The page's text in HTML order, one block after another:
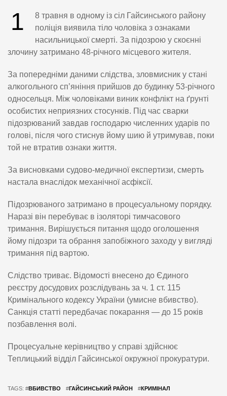
1
8 травня в одному із сіл Гайсинського району
поліція виявила тіло чоловіка з ознаками
насильницької смерті. За підозрою у скоєнні
злочину затримано 48-річного місцевого жителя.
За попередніми даними слідства, зловмисник у стані
алкогольного сп’яніння прийшов до будинку 53-річного
односельця. Між чоловіками виник конфлікт на ґрунті
особистих неприязних стосунків. Під час сварки
підозрюваний завдав господарю численних ударів по
голові, після чого стиснув йому шию й утримував, поки
той не втратив ознаки життя.
За висновками судово-медичної експертизи, смерть
настала внаслідок механічної асфіксії.
Підозрюваного затримано в процесуальному порядку.
Наразі він перебуває в ізоляторі тимчасового
тримання. Вирішується питання щодо оголошення
йому підозри та обрання запобіжного заходу у вигляді
тримання під вартою.
Слідство триває. Відомості внесено до Єдиного
реєстру досудових розслідувань за ч. 1 ст. 115
Кримінального кодексу України (умисне вбивство).
Санкція статті передбачає покарання — до 15 років
позбавлення волі.
Процесуальне керівництво у справі здійснює
Теплицький відділ Гайсинської окружної прокуратури.
TAGS: #ВБИВСТВО #ГАЙСИНСЬКИЙ РАЙОН #КРИМІНАЛ